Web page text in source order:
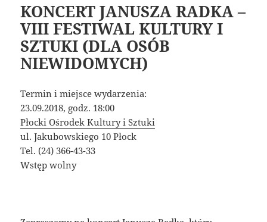
KONCERT JANUSZA RADKA –
VIII FESTIWAL KULTURY I
SZTUKI (DLA OSÓB
NIEWIDOMYCH)
Termin i miejsce wydarzenia:
23.09.2018, godz. 18:00
Płocki Ośrodek Kultury i Sztuki
ul. Jakubowskiego 10 Płock
Tel. (24) 366-43-33
Wstęp wolny